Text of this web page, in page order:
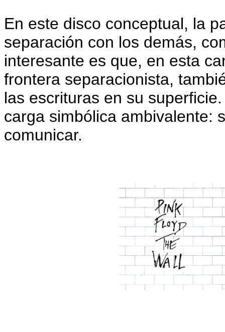
En este disco conceptual, la
separación con los demás,
interesante es que, en esta
frontera separacionista,
las escrituras en su
carga simbólica ambivalente:
comunicar.